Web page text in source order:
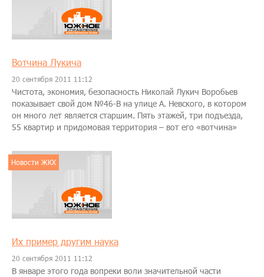
Вотчина Лукича
20 сентября 2011 11:12
Чистота, экономия, безопасность Николай Лукич Воробьев
показывает свой дом №46-В на улице А. Невского, в котором
он много лет является старшим. Пять этажей, три подъезда,
55 квартир и придомовая территория – вот его «вотчина»
Новости ЖКХ
Их пример другим наука
20 сентября 2011 11:12
В январе этого года вопреки воли значительной части